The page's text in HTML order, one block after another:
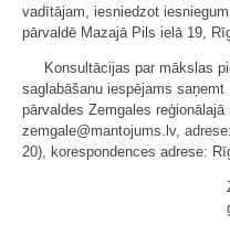
vadītājam, iesniedzot
pārvaldē Mazajā Pils ielā 19,
Konsultācijas par mākslas
saglabāšanu iespējams
pārvaldes Zemgales
zemgale@mantojums.lv,
20), korespondences adrese: